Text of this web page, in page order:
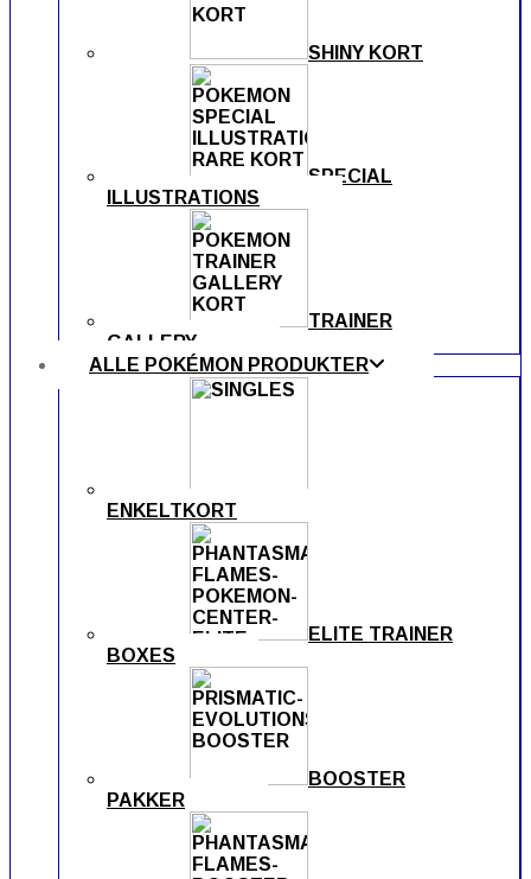
SHINY KORT
SPECIAL
ILLUSTRATIONS
TRAINER
GALLERY
ALLE POKÉMON PRODUKTER
ENKELTKORT
ELITE TRAINER
BOXES
BOOSTER
PAKKER